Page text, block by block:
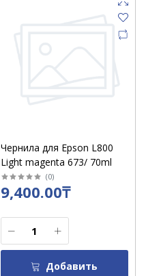
Чернила для Epson L800
Light magenta 673/ 70ml
(0)
9,400.00₸
Добавить